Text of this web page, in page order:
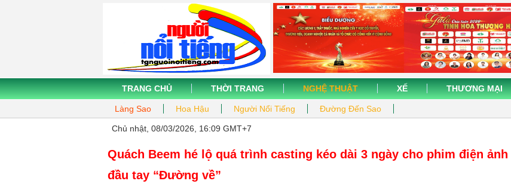
TRANG CHỦ THỜI TRANG NGHỆ THUẬT
Làng Sao Hoa Hậu Người Nổi Tiếng Đường Đến Sao
XẾ THƯƠNG MẠI
Chủ nhật, 08/03/2026, 16:09 GMT+7
Quách Beem hé lộ quá trình casting kéo dài 3 ngày cho phim điện ảnh
đầu tay “Đường về”